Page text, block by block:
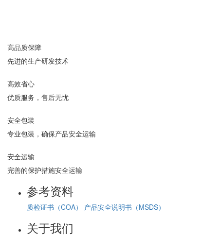
高品质保障
先进的生产研发技术
高效省心
优质服务，售后无忧
安全包装
专业包装，确保产品安全运输
安全运输
完善的保护措施安全运输
参考资料
质检证书（COA） 产品安全说明书（MSDS）
关于我们